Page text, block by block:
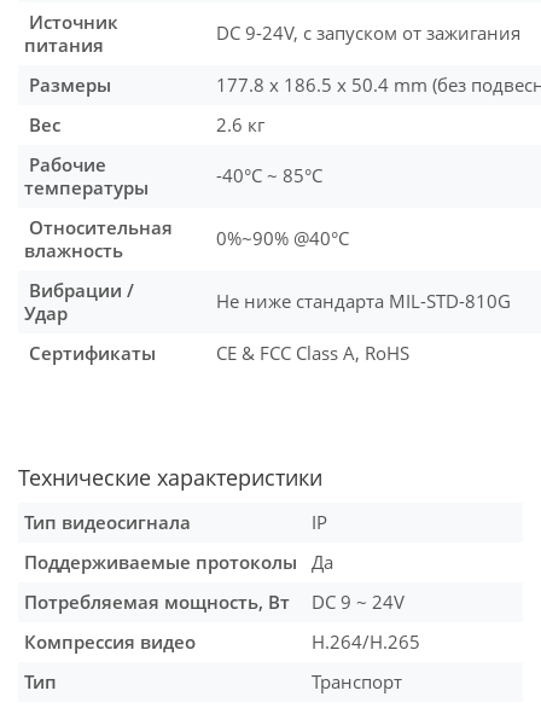
Источник
питания
DC 9-24V, с запуском от зажигания
Размеры
177.8 x 186.5 x 50.4 mm (без
Вес
2.6 кг
Рабочие
температуры
-40°C ~ 85°C
Относительная
влажность
0%~90% @40°C
Вибрации /
Удар
Не ниже стандарта MIL-STD-810G
Сертификаты CE & FCC Class A, RoHS
Технические характеристики
Тип видеосигнала
IP
Поддерживаемые протоколы
Да
Потребляемая мощность, Вт
DC 9 ~ 24V
Компрессия видео
H.264/H.265
Тип
Транспорт